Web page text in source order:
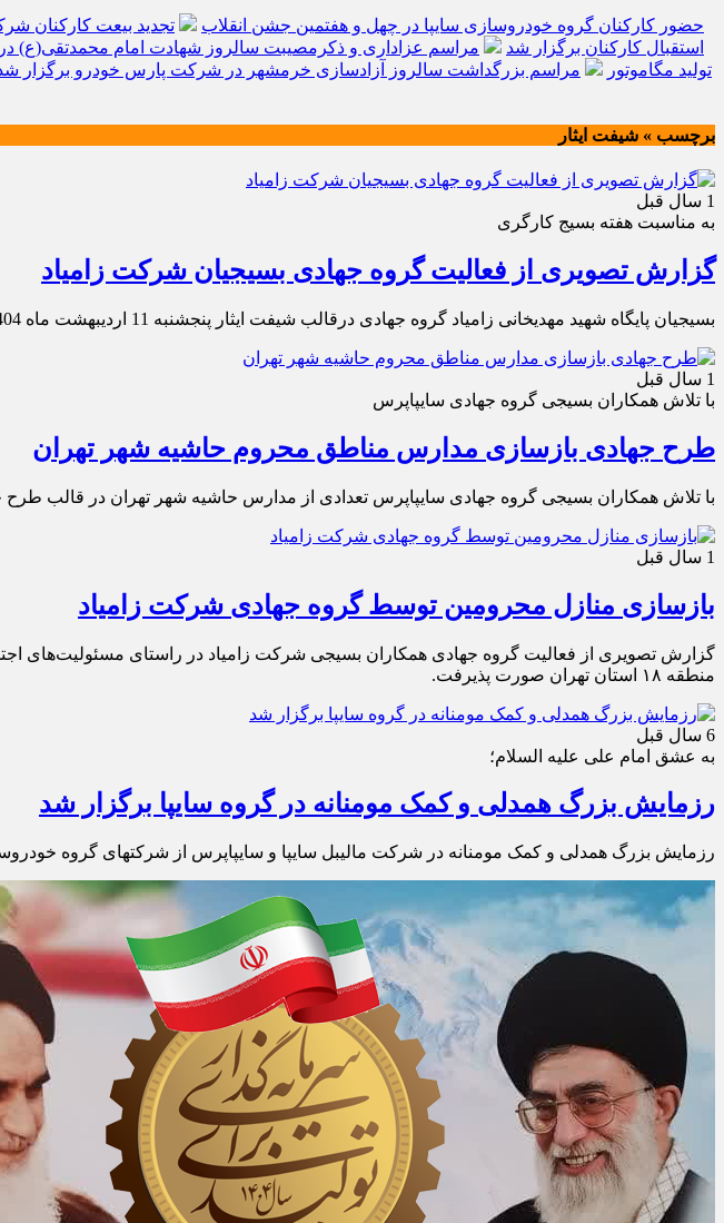
حضور کارکنان گروه خودروسازی سایپا در چهل و هفتمین جشن انقلاب تجدید بیعت کارکنان
استقبال کارکنان برگزار شد
مراسم عزاداری و ذکرمصیبت سالروز شهادت امام محمدتقی(ع)
تولید مگاموتور
مراسم بزرگداشت سالروز آزادسازی خرمشهر در شرکت پارس خودرو برگزار
برچسب » شیفت ایثار
1 سال قبل
به مناسبت هفته بسیج کارگری
گزارش تصویری از فعالیت گروه جهادی بسیجیان شرکت زامیاد
بسیجیان پایگاه شهید مهدیخانی زامیاد گروه جهادی درقالب شیفت ایثار پنجشنبه 11 اردیبهشت ماه 1404
1 سال قبل
با تلاش همکاران بسیجی گروه جهادی سایپاپرس
طرح جهادی بازسازی مدارس مناطق محروم حاشیه شهر تهران
با تلاش همکاران بسیجی گروه جهادی سایپاپرس تعدادی از مدارس حاشیه شهر تهران در قالب
1 سال قبل
بازسازی منازل محرومین توسط گروه جهادی شرکت زامیاد
گزارش تصویری از فعالیت گروه جهادی همکاران بسیجی شرکت زامیاد در راستای مسئولیت‌های
منطقه ۱۸ استان تهران صورت پذیرفت.
6 سال قبل
به عشق امام علی علیه السلام؛
رزمایش بزرگ‌ همدلی و کمک مومنانه در گروه سایپا برگزار شد
رزمایش بزرگ‌ همدلی و کمک مومنانه در شرکت مالیبل سایپا و سایپاپرس از شرکتهای گروه